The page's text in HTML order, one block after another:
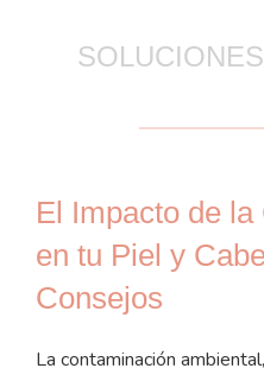
El Impacto de
en tu Piel y
Consejos
La contaminación